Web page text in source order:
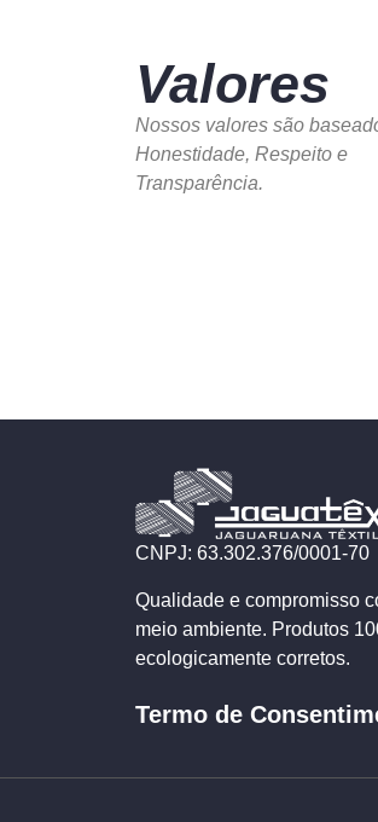
Valores
Nossos valores são
Honestidade, Respeito e
Transparência.
CNPJ: 63.302.376/0001-70
Qualidade e compromisso
meio ambiente. Produtos
ecologicamente corretos.
Termo de